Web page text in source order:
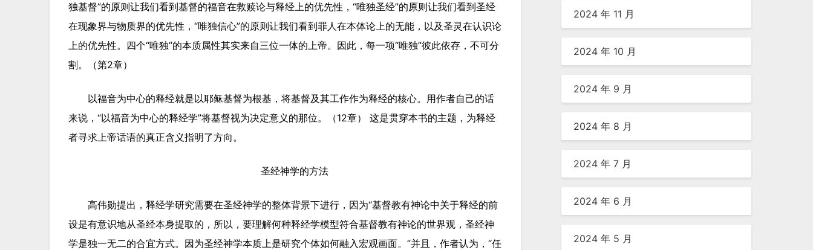
独基督”的原则让我们看到基督的福音在救赎论与释经上的优先性，“唯独圣经”的原则让我们看到圣经
在现象界与物质界的优先性，“唯独信心”的原则让我们看到罪人在本体论上的无能，以及圣灵在认识论
上的优先性。四个“唯独”的本质属性其实来自三位一体的上帝。因此，每一项“唯独”彼此依存，不可分
割。（第2章）
以福音为中心的释经就是以耶稣基督为根基，将基督及其工作作为释经的核心。用作者自己的话
来说，“以福音为中心的释经学”将基督视为决定意义的那位。（12章） 这是贯穿本书的主题，为释经
者寻求上帝话语的真正含义指明了方向。
圣经神学的方法
高伟勋提出，释经学研究需要在圣经神学的整体背景下进行，因为“基督教有神论中关于释经的前
设是有意识地从圣经本身提取的，所以，要理解何种释经学模型符合基督教有神论的世界观，圣经神
学是独一无二的合宜方式。因为圣经神学本质上是研究个体如何融入宏观画面。”并且，作者认为，“任
2024 年 11 月
2024 年 10 月
2024 年 9 月
2024 年 8 月
2024 年 7 月
2024 年 6 月
2024 年 5 月